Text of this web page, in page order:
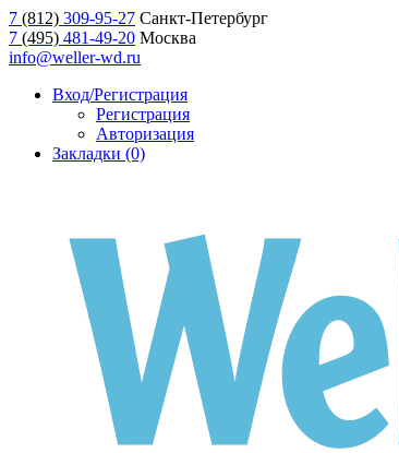
7 (812) 309-95-27 Санкт-Петербург
7 (495) 481-49-20 Москва
info@weller-wd.ru
Вход/Регистрация
Регистрация
Авторизация
Закладки (0)